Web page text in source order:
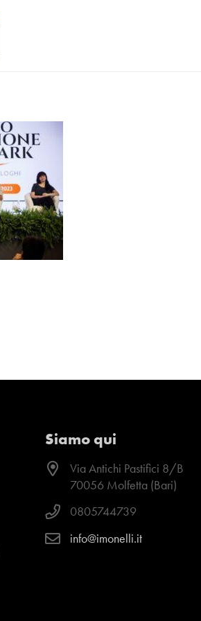
Siamo qui
Via Antichi Pastifici 8/B
70056 Molfetta (Bari)
0805744739
info@imonelli.it